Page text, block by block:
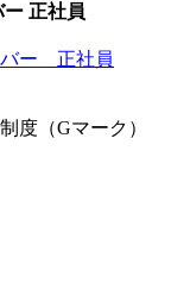
正社員
度（Gマーク）